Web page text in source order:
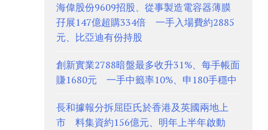
海偉股份9609招股、從事製造電容器薄膜
孖展147億超購334倍 一手入場費約2885
元、比亞迪有份持股
創新實業2788暗盤最多收升31%、每手帳面
賺1680元 一手中籤率10%、申180手穩中
長和據報分拆屈臣氏於香港及英國兩地上
市 料集資約156億元、明年上半年啟動